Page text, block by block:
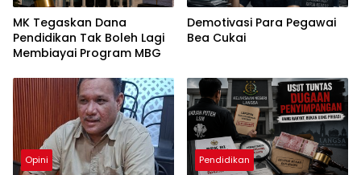
MK Tegaskan Dana
Pendidikan Tak Boleh Lagi
Membiayai Program MBG
Demotivasi Para Pegawai
Bea Cukai
Opini Pendidikan